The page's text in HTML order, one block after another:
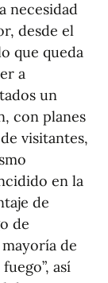
necesidad
desde el
que queda
a
un
con planes
visitantes,
en la
de
de
de
así